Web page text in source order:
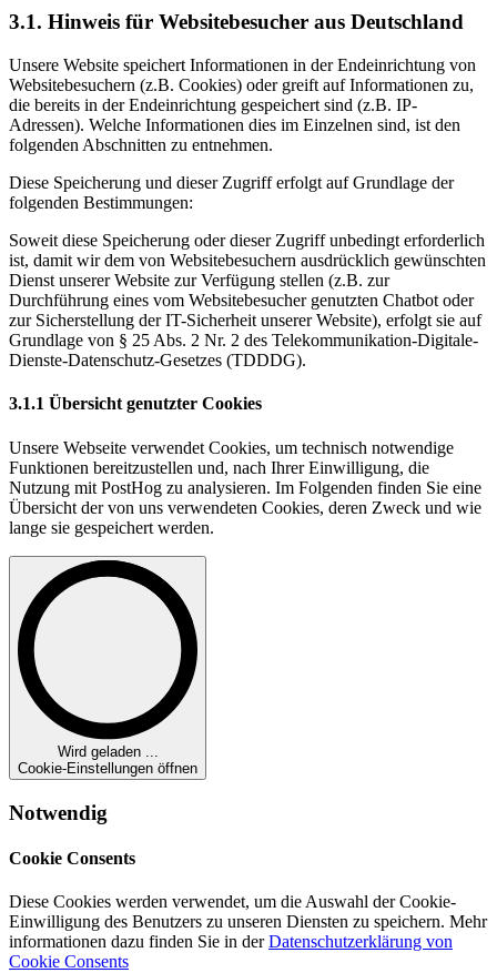
3.1. Hinweis für Websitebesucher aus Deutschland
Unsere Website speichert Informationen in der Endeinrichtung von
Websitebesuchern (z.B. Cookies) oder greift auf Informationen zu,
die bereits in der Endeinrichtung gespeichert sind (z.B. IP-
Adressen). Welche Informationen dies im Einzelnen sind, ist den
folgenden Abschnitten zu entnehmen.
Diese Speicherung und dieser Zugriff erfolgt auf Grundlage der
folgenden Bestimmungen:
Soweit diese Speicherung oder dieser Zugriff unbedingt erforderlich
ist, damit wir dem von Websitebesuchern ausdrücklich gewünschten
Dienst unserer Website zur Verfügung stellen (z.B. zur
Durchführung eines vom Websitebesucher genutzten Chatbot oder
zur Sicherstellung der IT-Sicherheit unserer Website), erfolgt sie auf
Grundlage von § 25 Abs. 2 Nr. 2 des Telekommunikation-Digitale-
Dienste-Datenschutz-Gesetzes (TDDDG).
3.1.1 Übersicht genutzter Cookies
Unsere Webseite verwendet Cookies, um technisch notwendige
Funktionen bereitzustellen und, nach Ihrer Einwilligung, die
Nutzung mit PostHog zu analysieren. Im Folgenden finden Sie eine
Übersicht der von uns verwendeten Cookies, deren Zweck und wie
lange sie gespeichert werden.
Wird geladen ...
Cookie-Einstellungen öffnen
Notwendig
Cookie Consents
Diese Cookies werden verwendet, um die Auswahl der Cookie-
Einwilligung des Benutzers zu unseren Diensten zu speichern. Mehr
informationen dazu finden Sie in der Datenschutzerklärung von
Cookie Consents